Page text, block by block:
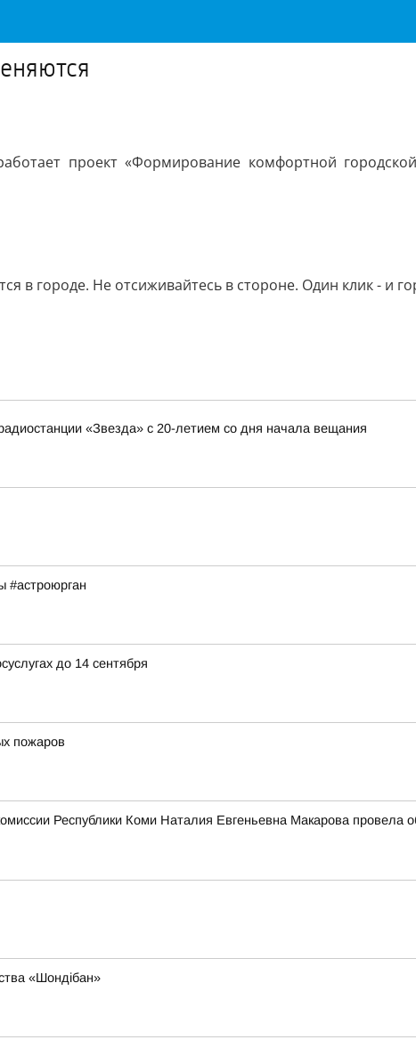
проект «Формирование комфортной
в городе. Не отсиживайтесь в стороне. Один клик - и
«Звезда» с 20-летием со дня начала вещания
#астроюрган
до 14 сентября
пожаров
Республики Коми Наталия Евгеньевна Макарова провела
«Шондібан»